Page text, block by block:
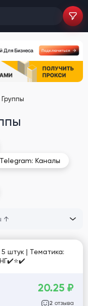
Telegram: Каналы
штук | Тематика:
20.25 ₽
2 отзыва